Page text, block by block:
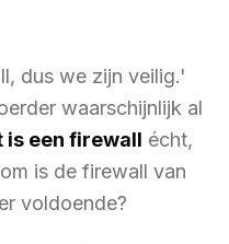
dus we zijn veilig.'
waarschijnlijk al
is een firewall écht,
is de firewall van
voldoende?